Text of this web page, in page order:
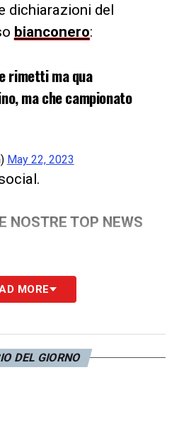
dichiarazioni del
bianconero:
rimetti ma qua
ma che campionato
May 22, 2023
NOSTRE TOP NEWS
MORE
DEL GIORNO